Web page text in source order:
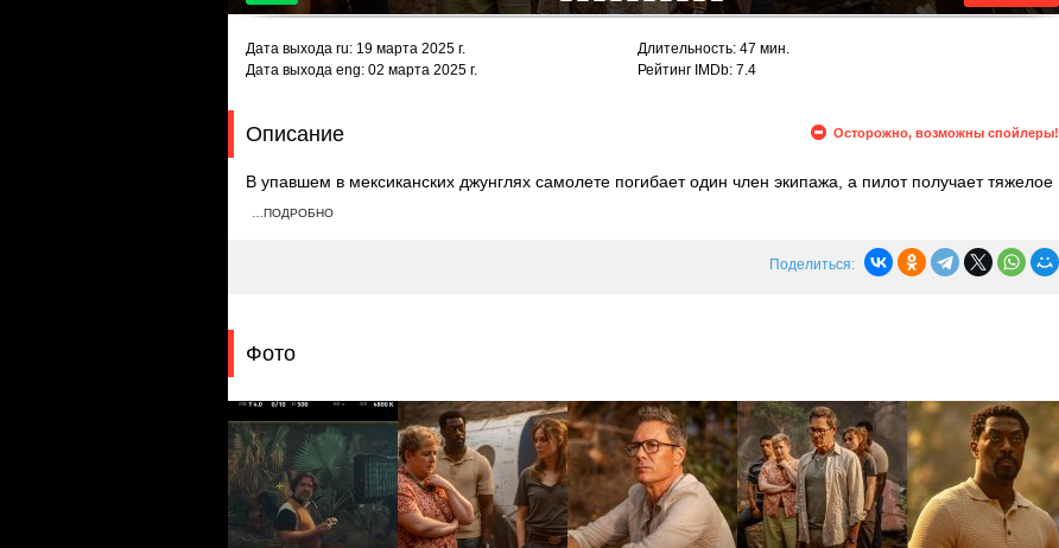
Дата выхода ru: 19 марта 2025 г.
Дата выхода eng: 02 марта 2025 г.
Длительность: 47 мин.
Рейтинг IMDb: 7.4
Осторожно, возможны спойлеры!
Описание
В упавшем в мексиканских джунглях самолете погибает один член экипажа, а пилот получает тяжелое
ранение. Пассажиры выживают, однако уже через несколько дней после крушения мексиканские
…ПОДРОБНО
Поделиться:
Фото